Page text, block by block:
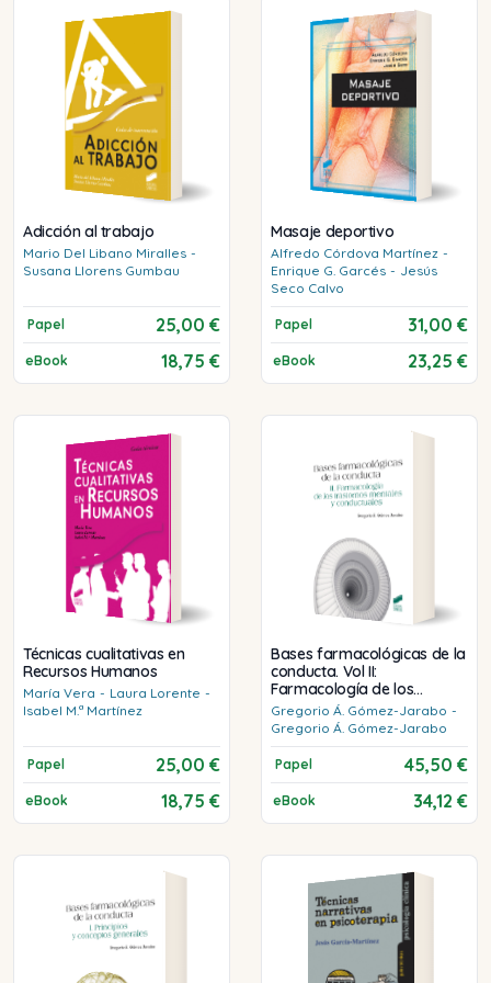
Adicción al trabajo
Mario Del Libano Miralles -
Susana Llorens Gumbau
Papel 25,00 €
eBook 18,75 €
Masaje deportivo
Alfredo Córdova Martínez -
Enrique G. Garcés - Jesús
Seco Calvo
Papel 31,00 €
eBook 23,25 €
Técnicas cualitativas en
Recursos Humanos
María Vera - Laura Lorente -
Isabel M.ª Martínez
Papel 25,00 €
eBook 18,75 €
Bases farmacológicas de la
conducta. Vol II:
Farmacología de los
trastornos mentales y
conductuales
Gregorio Á. Gómez-Jarabo -
Gregorio Á. Gómez-Jarabo
Papel 45,50 €
eBook 34,12 €